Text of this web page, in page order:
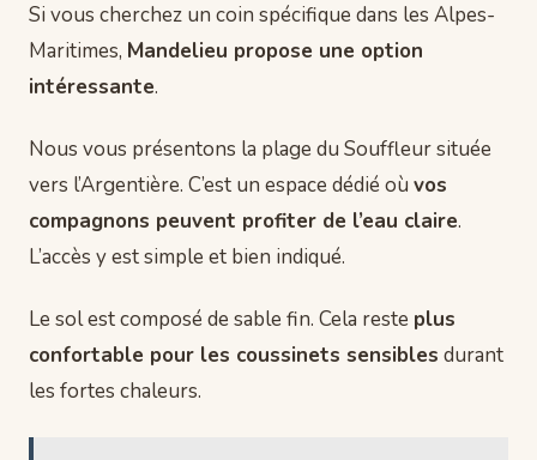
Si vous cherchez un coin spécifique dans les Alpes-
Maritimes, Mandelieu propose une option
intéressante.
Nous vous présentons la plage du Souffleur située
vers l’Argentière. C’est un espace dédié où vos
compagnons peuvent profiter de l’eau claire.
L’accès y est simple et bien indiqué.
Le sol est composé de sable fin. Cela reste plus
confortable pour les coussinets sensibles durant
les fortes chaleurs.